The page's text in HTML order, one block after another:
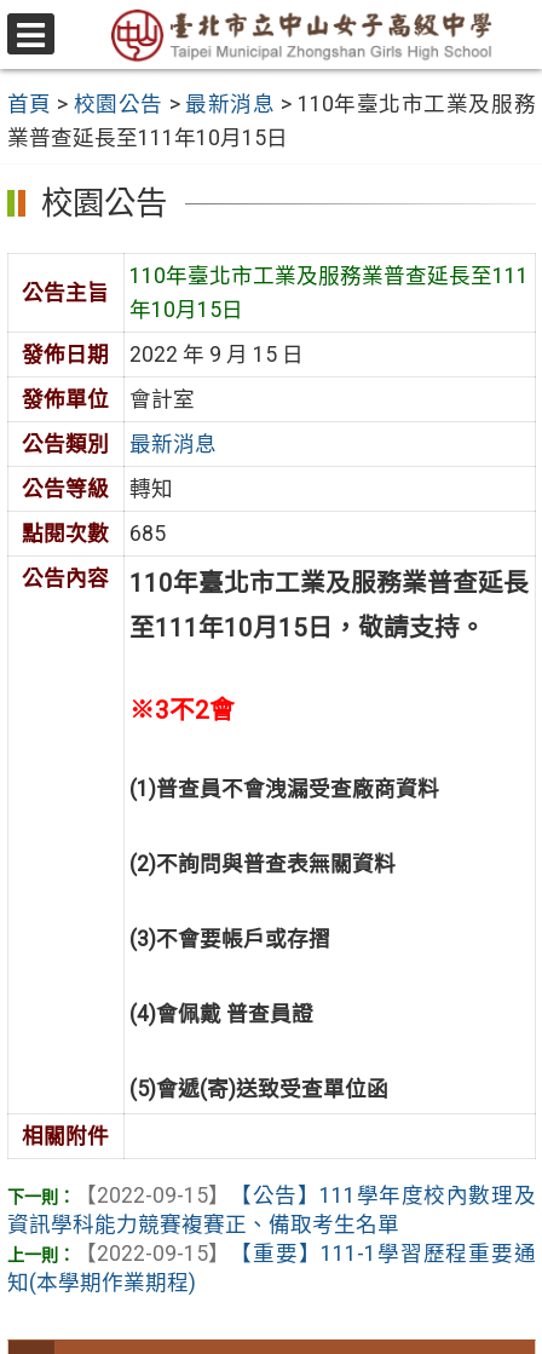
跳
至
要
內
容
區
選
單
首頁 > 校園公告 > 最新消息 > 110年臺北市工業及服務
業普查延長至111年10月15日
校園公告
公告主旨
110年臺北市工業及服務業普查延長至111
年10月15日
發佈日期
2022 年 9 月 15 日
發佈單位
會計室
公告類別
最新消息
公告等級
轉知
點閱次數
685
公告內容
110年臺北市工業及服務業普查延長
至111年10月15日，敬請支持。
※3不2會
(1)普查員不會洩漏受查廠商資料
(2)不詢問與普查表無關資料
(3)不會要帳戶或存摺
(4)會佩戴 普查員證
(5)會遞(寄)送致受查單位函
相關附件
【2022-09-15】
【公告】111學年度校內數理及
資訊學科能力競賽複賽正、備取考生名單
【2022-09-15】
【重要】111-1學習歷程重要通
知(本學期作業期程)